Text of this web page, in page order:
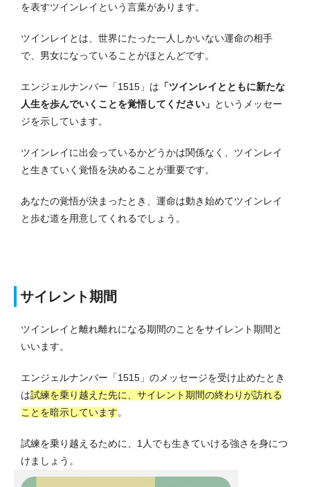
を表すツインレイという言葉があります。
ツインレイとは、世界にたった一人しかいない運命の相手
で、男女になっていることがほとんどです。
エンジェルナンバー「1515」は 「ツインレイとともに新たな
人生を歩んでいくことを覚悟してください」 というメッセー
ジを示しています。
ツインレイに出会っているかどうかは関係なく、ツインレイ
と生きていく覚悟を決めることが重要です。
あなたの覚悟が決まったとき、運命は動き始めてツインレイ
と歩む道を用意してくれるでしょう。
サイレント期間
ツインレイと離れ離れになる期間のことをサイレント期間と
いいます。
エンジェルナンバー「1515」のメッセージを受け止めたとき
は試練を乗り越えた先に、サイレント期間の終わりが訪れる
ことを暗示しています。
試練を乗り越えるために、1人でも生きていける強さを身につ
けましょう。